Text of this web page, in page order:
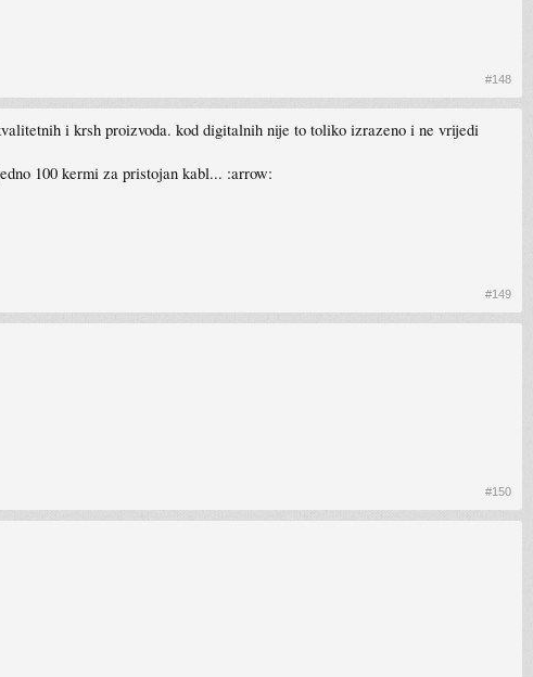
#148
i krsh proizvoda. kod digitalnih nije to toliko izrazeno i ne vrijedi
100 kermi za pristojan kabl... :arrow:
#149
#150